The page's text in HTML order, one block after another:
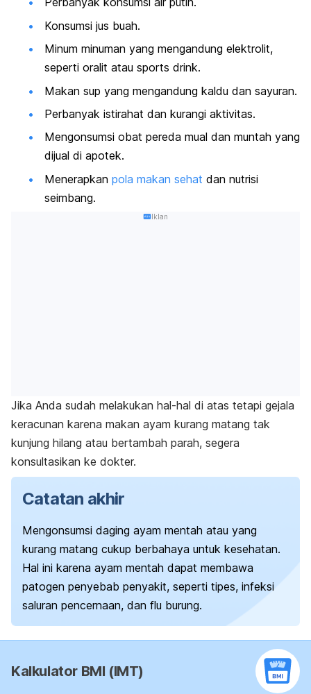
Konsumsi jus buah.
Minum minuman yang mengandung elektrolit,
seperti oralit atau sports drink.
Makan sup yang mengandung kaldu dan sayuran.
Perbanyak istirahat dan kurangi aktivitas.
Mengonsumsi obat pereda mual dan muntah yang
dijual di apotek.
Menerapkan pola makan sehat dan nutrisi
seimbang.
Iklan
Jika Anda sudah melakukan hal-hal di atas tetapi gejala
keracunan karena makan ayam kurang matang tak
kunjung hilang atau bertambah parah, segera
konsultasikan ke dokter.
Catatan akhir
Mengonsumsi daging ayam mentah atau yang
kurang matang cukup berbahaya untuk kesehatan.
Hal ini karena ayam mentah dapat membawa
patogen penyebab penyakit, seperti tipes, infeksi
saluran pencernaan, dan flu burung.
Kalkulator BMI (IMT)